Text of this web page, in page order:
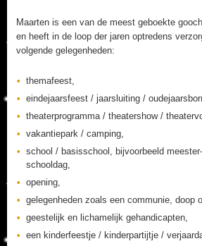
Maarten is een van de meest geboekte
en heeft in de loop der jaren optredens
volgende gelegenheden:
themafeest,
eindejaarsfeest / jaarsluiting /
theaterprogramma / theatershow /
vakantiepark / camping,
school / basisschool, bijvoorbeeld
schooldag,
opening,
gelegenheden zoals een communie, doop
geestelijk en lichamelijk gehandicapten,
een kinderfeestje / kinderpartijtje /